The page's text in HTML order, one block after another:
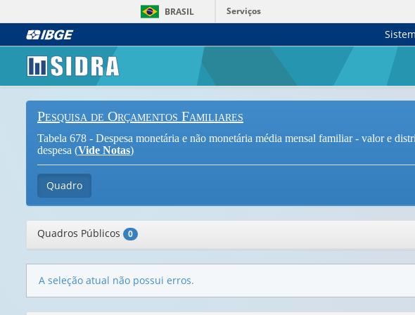
BRASIL Serviços
Pesquisa de Orçamentos Familiares
Tabela 678 - Despesa monetária e não monetária média mensal familiar - valor e
despesa (Vide Notas)
Quadro
Quadros Públicos 0
A seleção atual não possui erros.